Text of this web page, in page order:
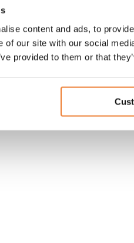
content and ads, to
of our site with our social
provided to them or that